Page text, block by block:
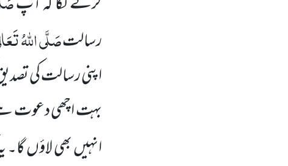
رسالتصَلَّی اللہُ
اپنی رسالت کی
بہت اچھی دعوت
انہیں بھی لاؤں گا۔